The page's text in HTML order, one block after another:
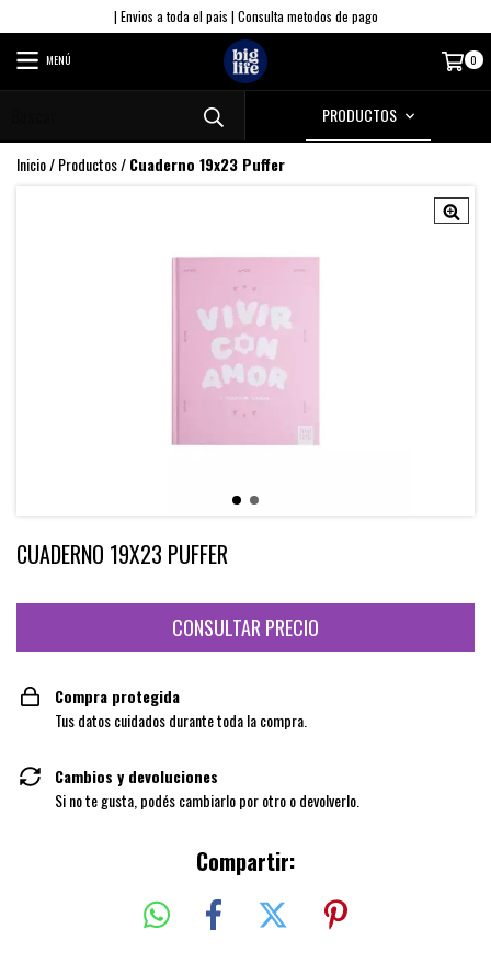
| Envios a toda el pais | Consulta metodos de pago
MENÚ 0
PRODUCTOS
Inicio/Productos/Cuaderno 19x23 Puffer
CUADERNO 19X23 PUFFER
Compra protegida
Tus datos cuidados durante toda la compra.
Cambios y devoluciones
Si no te gusta, podés cambiarlo por otro o devolverlo.
Compartir: